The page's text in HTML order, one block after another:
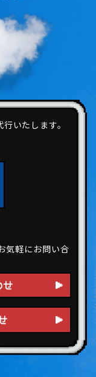
いたします。
気軽にお問い合
せ